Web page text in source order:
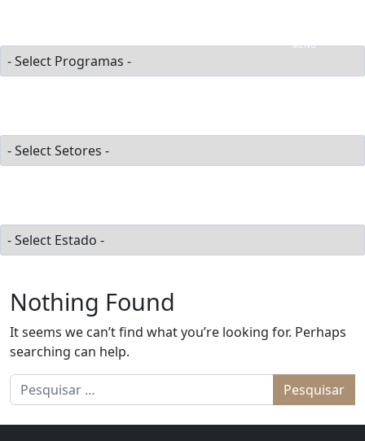
Main Navigation MENU
Nothing Found
It seems we can’t find what you’re looking for. Perhaps
searching can help.
Pesquisar por: